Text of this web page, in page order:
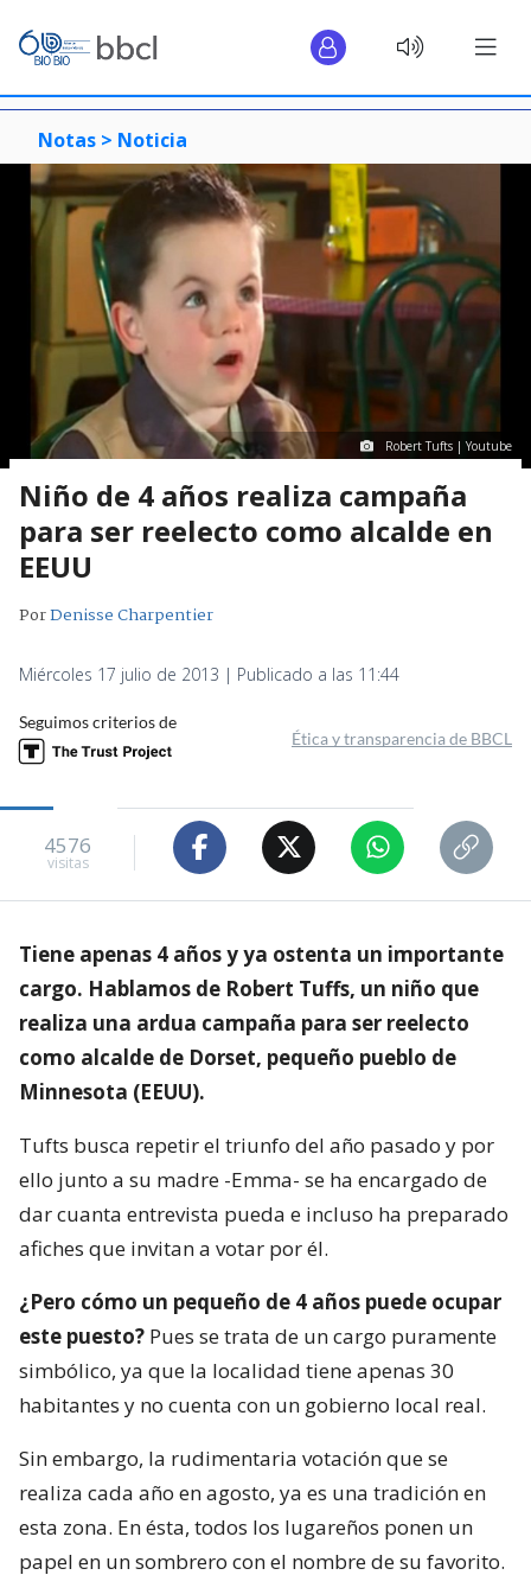
Notas > Noticia
Robert Tufts | Youtube
Niño de 4 años realiza campaña
para ser reelecto como alcalde en
EEUU
PorDenisse Charpentier
Miércoles 17 julio de 2013 | Publicado a las 11:44
Seguimos criterios de
Ética y transparencia de BBCL
4576
visitas
Tiene apenas 4 años y ya ostenta un importante
cargo. Hablamos de Robert Tuffs, un niño que
realiza una ardua campaña para ser reelecto
como alcalde de Dorset, pequeño pueblo de
Minnesota (EEUU).
Tufts busca repetir el triunfo del año pasado y por
ello junto a su madre -Emma- se ha encargado de
dar cuanta entrevista pueda e incluso ha preparado
afiches que invitan a votar por él.
¿Pero cómo un pequeño de 4 años puede ocupar
este puesto? Pues se trata de un cargo puramente
simbólico, ya que la localidad tiene apenas 30
habitantes y no cuenta con un gobierno local real.
Sin embargo, la rudimentaria votación que se
realiza cada año en agosto, ya es una tradición en
esta zona. En ésta, todos los lugareños ponen un
papel en un sombrero con el nombre de su favorito.